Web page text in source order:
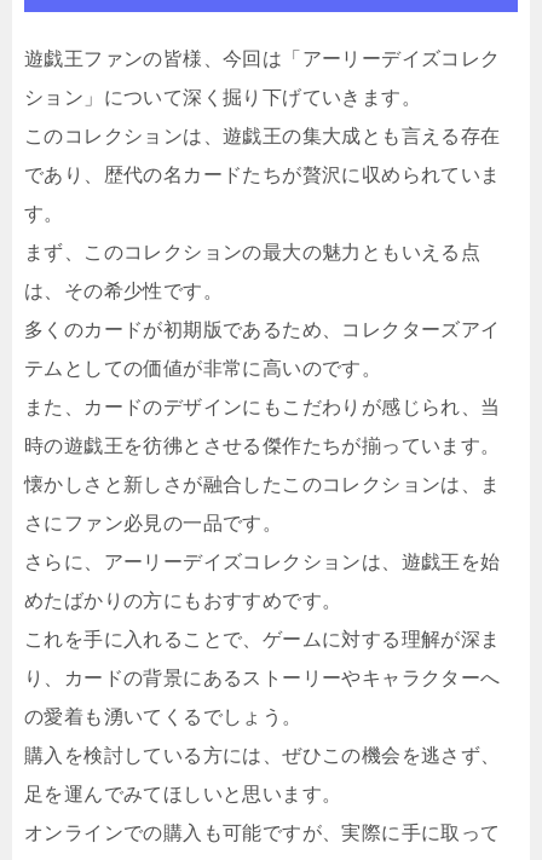
遊戯王ファンの皆様、今回は「アーリーデイズコレク
ション」について深く掘り下げていきます。
このコレクションは、遊戯王の集大成とも言える存在
であり、歴代の名カードたちが贅沢に収められていま
す。
まず、このコレクションの最大の魅力ともいえる点
は、その希少性です。
多くのカードが初期版であるため、コレクターズアイ
テムとしての価値が非常に高いのです。
また、カードのデザインにもこだわりが感じられ、当
時の遊戯王を彷彿とさせる傑作たちが揃っています。
懐かしさと新しさが融合したこのコレクションは、ま
さにファン必見の一品です。
さらに、アーリーデイズコレクションは、遊戯王を始
めたばかりの方にもおすすめです。
これを手に入れることで、ゲームに対する理解が深ま
り、カードの背景にあるストーリーやキャラクターへ
の愛着も湧いてくるでしょう。
購入を検討している方には、ぜひこの機会を逃さず、
足を運んでみてほしいと思います。
オンラインでの購入も可能ですが、実際に手に取って